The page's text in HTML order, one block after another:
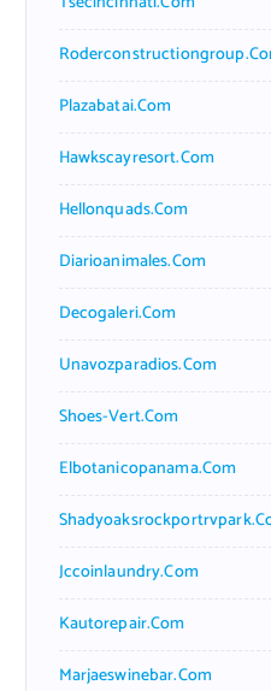
Plazabatai.com
Hawkscayresort.com
Hellonquads.com
Diarioanimales.com
Decogaleri.com
Unavozparadios.com
Shoes-Vert.com
Elbotanicopanama.com
Jccoinlaundry.com
Kautorepair.com
Marjaeswinebar.com